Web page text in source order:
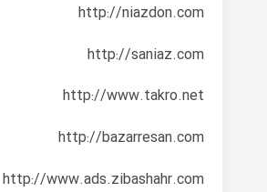
http://niazdon.com
http://saniaz.com
http://www.takro.net
http://bazarresan.com
http://www.ads.zibashahr.com